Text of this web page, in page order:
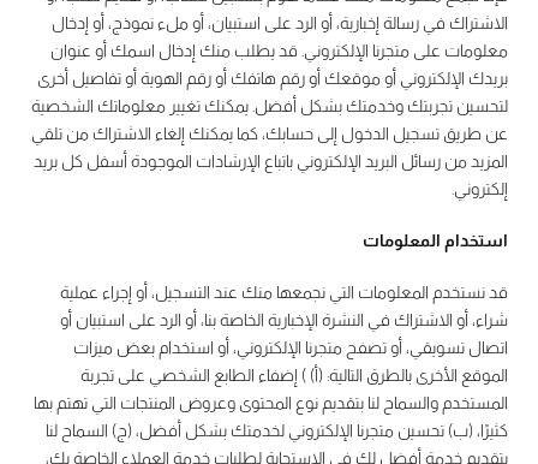
الاشتراك في رسالة إخبارية، أو الرد على استبيان، أو ملء نموذج، أو إدخال
معلومات على متجرنا الإلكتروني. قد يطلب منك إدخال اسمك أو عنوان
بريدك الإلكتروني أو موقعك أو رقم هاتفك أو رقم الهوية أو تفاصيل أخرى
لتحسين تجربتك وخدمتك بشكل أفضل. يمكنك تغيير معلوماتك الشخصية
عن طريق تسجيل الدخول إلى حسابك، كما يمكنك إلغاء الاشتراك من تلقي
المزيد من رسائل البريد الإلكتروني باتباع الإرشادات الموجودة أسفل كل بريد
إلكتروني.
استخدام المعلومات
قد نستخدم المعلومات التي نجمعها منك عند التسجيل، أو إجراء عملية
شراء، أو الاشتراك في النشرة الإخبارية الخاصة بنا، أو الرد على استبيان أو
اتصال تسويقي، أو تصفح متجرنا الإلكتروني، أو استخدام بعض ميزات
الموقع الأخرى بالطرق التالية: (أ) ) إضفاء الطابع الشخصي على تجربة
المستخدم والسماح لنا بتقديم نوع المحتوى وعروض المنتجات التي تهتم بها
كثيرًا، (ب) تحسين متجرنا الإلكتروني لخدمتك بشكل أفضل، (ج) السماح لنا
بتقديم خدمة أفضل لك في الاستجابة لطلبات خدمة العملاء الخاصة بك،